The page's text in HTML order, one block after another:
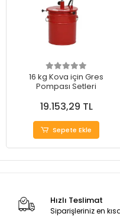
16 kg Kova için Gres
Pompası Setleri
19.153,29 TL
Sepete Ekle
Hızlı Teslimat
Siparişleriniz en